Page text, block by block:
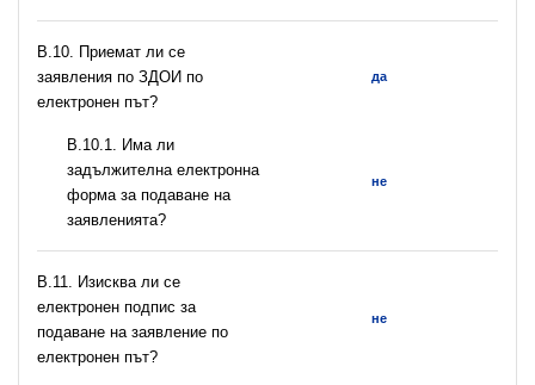
В.10. Приемат ли се
заявления по ЗДОИ по
електронен път?
да
В.10.1. Има ли
задължителна електронна
форма за подаване на
заявленията?
не
В.11. Изисква ли се
електронен подпис за
подаване на заявление по
електронен път?
не